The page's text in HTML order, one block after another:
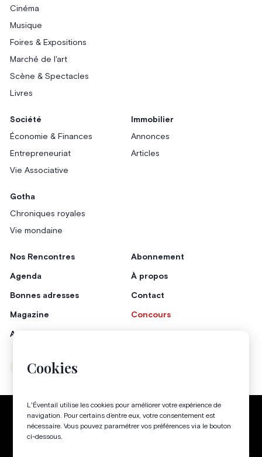
Cookies
L'Éventail utilise les cookies pour améliorer votre expérience de
navigation. Pour certains d’entre eux, votre consentement est
nécessaire. Vous pouvez paramétrer vos préférences via le bouton
ci-dessous.
Cinéma
Musique
Foires & Expositions
Marché de l'art
Scène & Spectacles
Livres
Société
Économie & Finances
Entrepreneuriat
Vie Associative
Immobilier
Annonces
Articles
Gotha
Chroniques royales
Vie mondaine
Nos Rencontres
Agenda
Bonnes adresses
Magazine
Annonceurs
Abonnement
À propos
Contact
Concours
Instagram
Politique de confidentialité Conditions générales
Gestion des cookies